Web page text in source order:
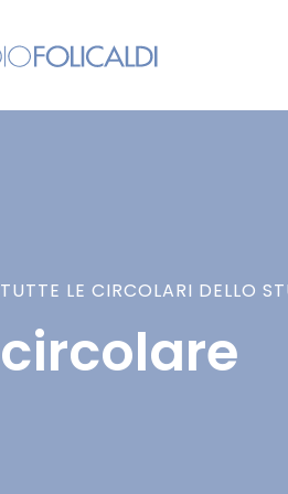
TUTTE LE CIRCOLARI DELLO
circolare